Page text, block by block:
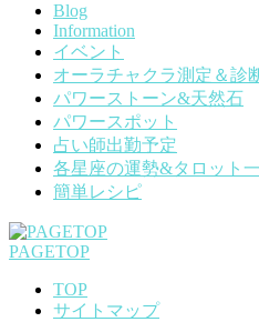
Blog
Information
イベント
オーラチャクラ測定＆診
パワーストーン&天然石
パワースポット
占い師出勤予定
各星座の運勢&タロット
簡単レシピ
PAGETOP
TOP
サイトマップ